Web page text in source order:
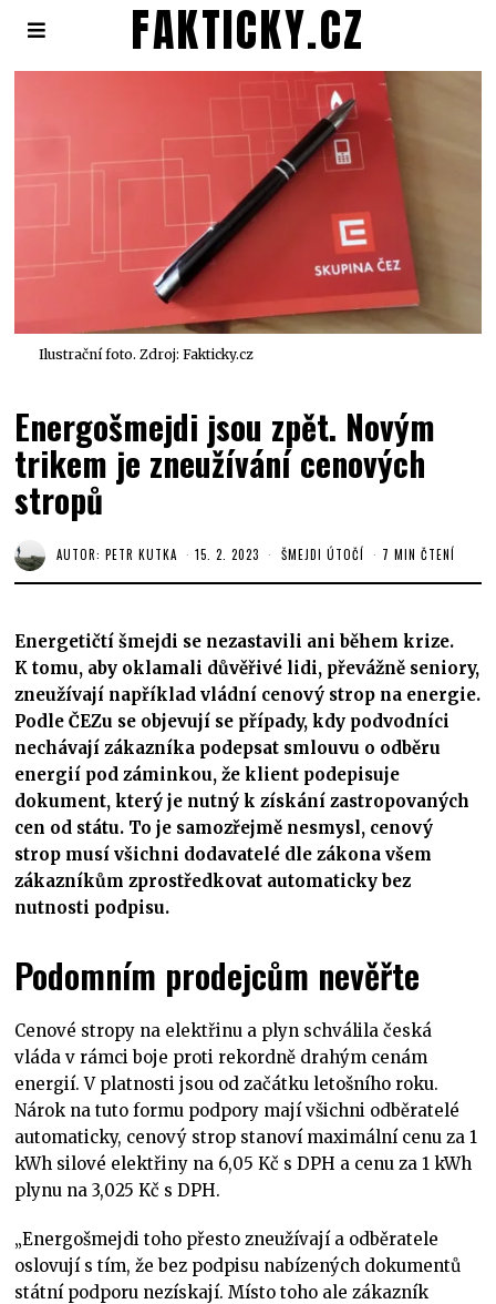
FAKTICKY.CZ
Ilustrační foto. Zdroj: Fakticky.cz
Energošmejdi jsou zpět. Novým
trikem je zneužívání cenových
stropů
AUTOR:PETR KUTKA 15. 2. 2023 ŠMEJDI ÚTOČÍ 7 MIN ČTENÍ
Energetičtí šmejdi se nezastavili ani během krize.
K tomu, aby oklamali důvěřivé lidi, převážně seniory,
zneužívají například vládní cenový strop na energie.
Podle ČEZu se objevují se případy, kdy podvodníci
nechávají zákazníka podepsat smlouvu o odběru
energií pod záminkou, že klient podepisuje
dokument, který je nutný k získání zastropovaných
cen od státu. To je samozřejmě nesmysl, cenový
strop musí všichni dodavatelé dle zákona všem
zákazníkům zprostředkovat automaticky bez
nutnosti podpisu.
Podomním prodejcům nevěřte
Cenové stropy na elektřinu a plyn schválila česká
vláda v rámci boje proti rekordně drahým cenám
energií. V platnosti jsou od začátku letošního roku.
Nárok na tuto formu podpory mají všichni odběratelé
automaticky, cenový strop stanoví maximální cenu za 1
kWh silové elektřiny na 6,05 Kč s DPH a cenu za 1 kWh
plynu na 3,025 Kč s DPH.
„Energošmejdi toho přesto zneužívají a odběratele
oslovují s tím, že bez podpisu nabízených dokumentů
státní podporu nezískají. Místo toho ale zákazník